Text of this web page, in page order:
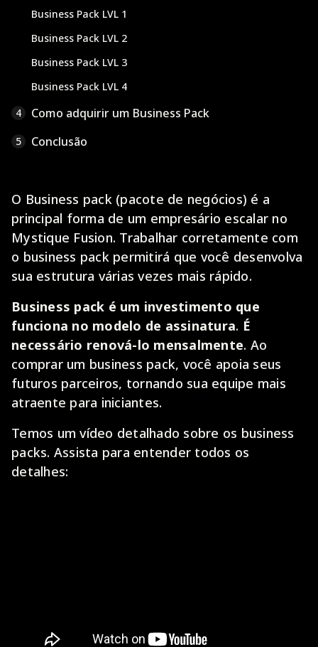
Business Pack LVL 1
Business Pack LVL 2
Business Pack LVL 3
Business Pack LVL 4
4
Como adquirir um Business Pack
5 Conclusão
O Business pack (pacote de negócios) é a
principal forma de um empresário escalar no
Mystique Fusion. Trabalhar corretamente com
o business pack permitirá que você desenvolva
sua estrutura várias vezes mais rápido.
Business pack é um investimento que
funciona no modelo de assinatura. É
necessário renová-lo mensalmente. Ao
comprar um business pack, você apoia seus
futuros parceiros, tornando sua equipe mais
atraente para iniciantes.
Temos um vídeo detalhado sobre os business
packs. Assista para entender todos os
detalhes: